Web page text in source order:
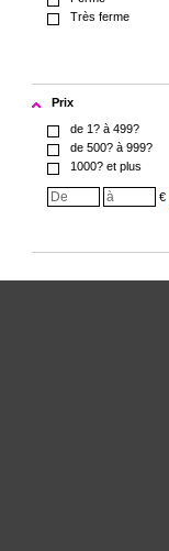
Très ferme
Prix
de 1? à 499?
de 500? à 999?
1000? et plus
€